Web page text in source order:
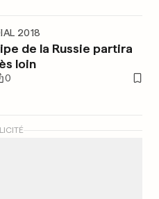
2018
de la Russie partira
loin
0